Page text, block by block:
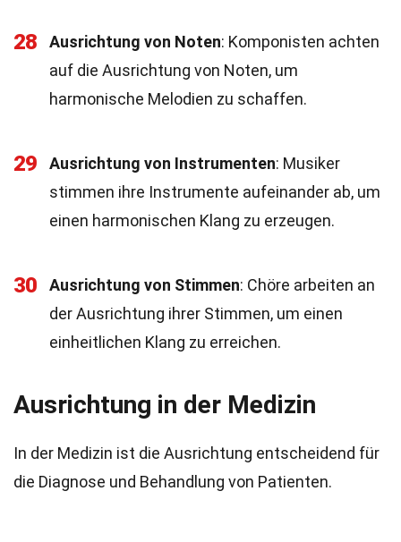
28 Ausrichtung von Noten: Komponisten achten
auf die Ausrichtung von Noten, um
harmonische Melodien zu schaffen.
29 Ausrichtung von Instrumenten: Musiker
stimmen ihre Instrumente aufeinander ab, um
einen harmonischen Klang zu erzeugen.
30 Ausrichtung von Stimmen: Chöre arbeiten an
der Ausrichtung ihrer Stimmen, um einen
einheitlichen Klang zu erreichen.
Ausrichtung in der Medizin
In der Medizin ist die Ausrichtung entscheidend für
die Diagnose und Behandlung von Patienten.